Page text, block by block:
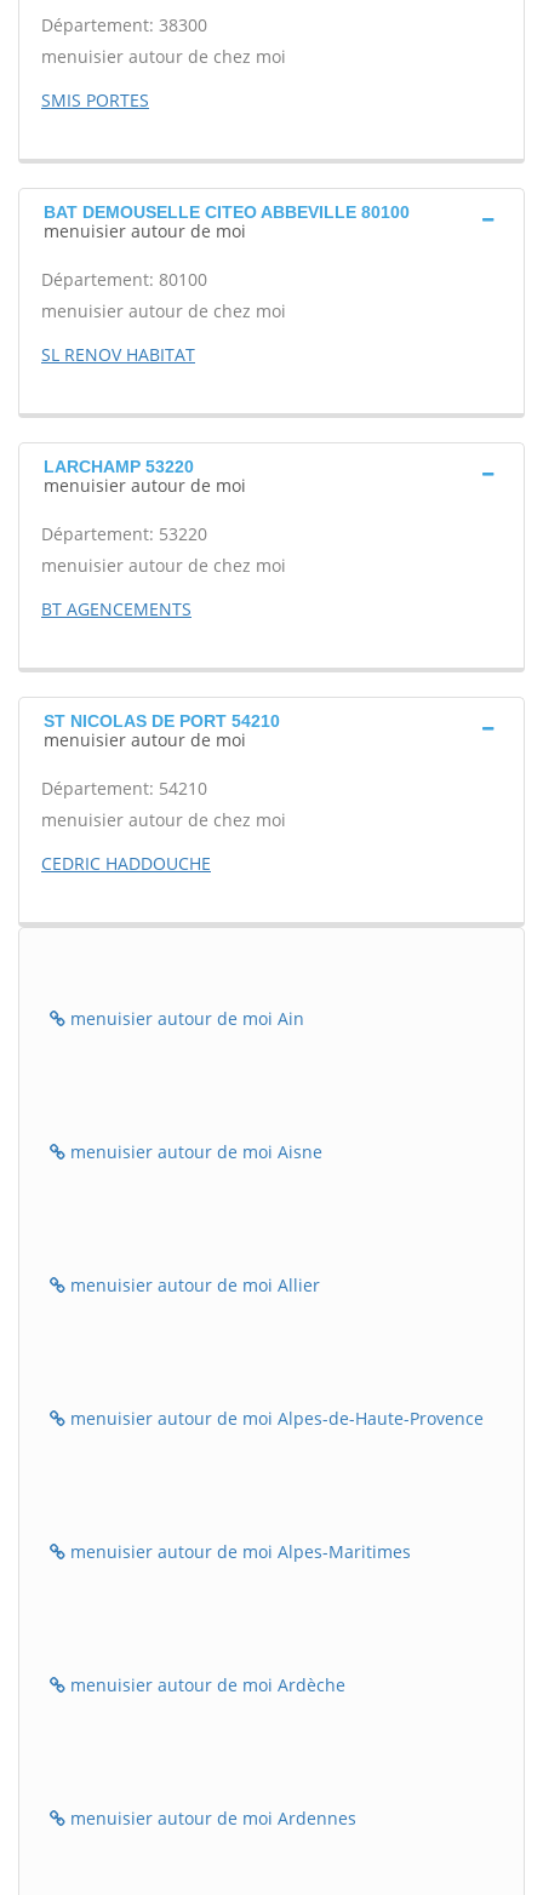
Département: 38300
menuisier autour de chez moi
SMIS PORTES
BAT DEMOUSELLE CITEO ABBEVILLE 80100
menuisier autour de moi
Département: 80100
menuisier autour de chez moi
SL RENOV HABITAT
LARCHAMP 53220
menuisier autour de moi
Département: 53220
menuisier autour de chez moi
BT AGENCEMENTS
ST NICOLAS DE PORT 54210
menuisier autour de moi
Département: 54210
menuisier autour de chez moi
CEDRIC HADDOUCHE
menuisier autour de moi Ain
menuisier autour de moi Aisne
menuisier autour de moi Allier
menuisier autour de moi Alpes-de-Haute-Provence
menuisier autour de moi Alpes-Maritimes
menuisier autour de moi Ardèche
menuisier autour de moi Ardennes